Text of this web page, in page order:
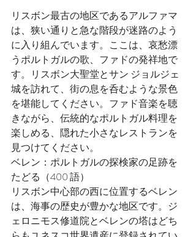
リスボン最古の地区であるアルファマ
は、狭い通りと急な階段が迷路のよう
に入り組んでいます。ここは、哀愁漂
うポルトガルの歌、ファドの発祥地で
す。リスボン大聖堂とサン ジョルジェ
城を訪れて、街の息を呑むような景色
を堪能してください。ファド音楽を聴
きながら、伝統的なポルトガル料理を
楽しめる、隠れた小さなレストランを
見つけてください。
ベレン：ポルトガルの探検家の足跡を
たどる（400 語）
リスボン中心部の西に位置するベレン
は、海事の歴史が豊かな地区です。ジ
ェロニモス修道院とベレンの塔はどち